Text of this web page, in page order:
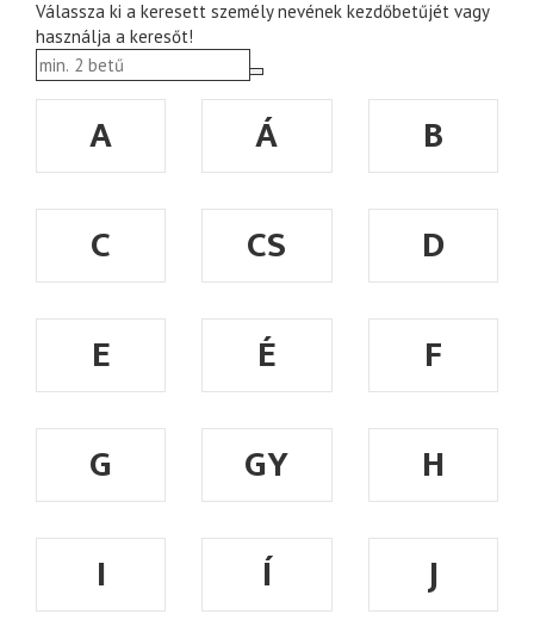
Válassza ki a keresett személy nevének kezdőbetűjét vagy
használja a keresőt!
A Á
B
C
CS
D
E
É
F
G
GY
H
I
Í J